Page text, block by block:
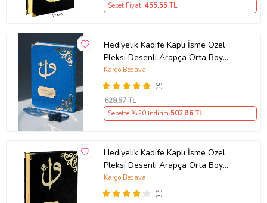
Sepet Fiyatı 455,55 TL
Hediyelik Kadife Kaplı İsme Özel
Pleksi Desenli Arapça Orta Boy
Kuranı Kerim Lacivert
(8)
Kargo Bedava
628,57 TL
Sepette %20 İndirim 502,86 TL
Hediyelik Kadife Kaplı İsme Özel
Pleksi Desenli Arapça Orta Boy
Kuranı Kerim Siyah
(1)
Kargo Bedava